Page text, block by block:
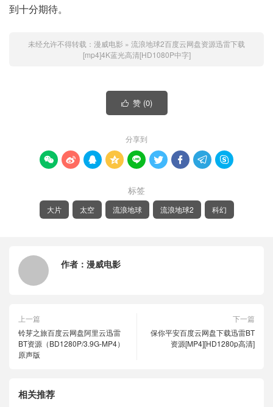
到十分期待。
未经允许不得转载： 漫威电影 » 流浪地球2百度云网盘资源迅雷下载
[mp4]4K蓝光高清[HD1080P中字]
 赞 (0)
分享到
        
标签
大片 太空 流浪地球 流浪地球2 科幻
作者： 漫威电影
上一篇
铃芽之旅百度云网盘阿里云迅雷
BT资源（BD1280P/3.9G-MP4）
原声版
下一篇
保你平安百度云网盘下载迅雷BT
资源[MP4][HD1280p高清]
相关推荐